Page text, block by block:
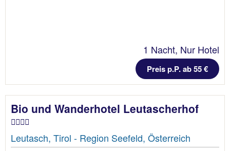
1 Nacht, Nur Hotel
Preis p.P. ab 55 €
Bio und Wanderhotel Leutascherhof
Leutasch, Tirol - Region Seefeld, Österreich